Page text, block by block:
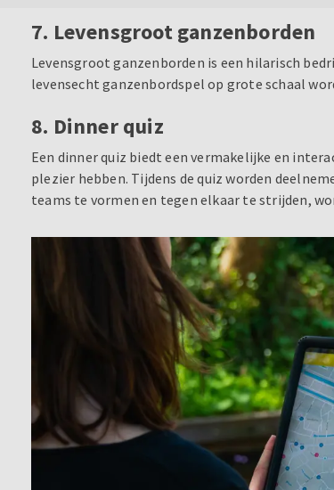
7. Levensgroot ganzenborden
Levensgroot ganzenborden is een hilarisch
levensecht ganzenbordspel op grote schaal
8. Dinner quiz
Een dinner quiz biedt een vermakelijke en
plezier hebben. Tijdens de quiz worden
teams te vormen en tegen elkaar te strijden,